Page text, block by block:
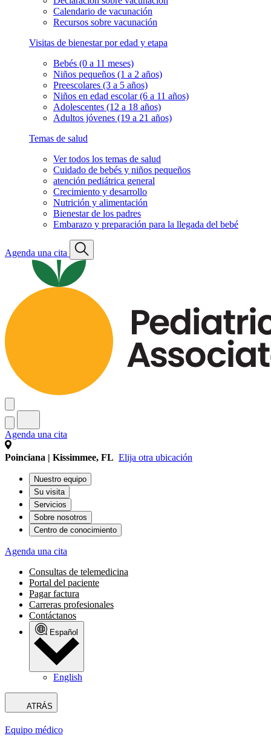
Calendario de vacunación
Recursos sobre vacunación
Visitas de bienestar por edad y etapa
Bebés (0 a 11 meses)
Niños pequeños (1 a 2 años)
Preescolares (3 a 5 años)
Niños en edad escolar (6 a 11 años)
Adolescentes (12 a 18 años)
Adultos jóvenes (19 a 21 años)
Temas de salud
Ver todos los temas de salud
Cuidado de bebés y niños pequeños
atención pediátrica general
Crecimiento y desarrollo
Nutrición y alimentación
Bienestar de los padres
Embarazo y preparación para la llegada del bebé
Agenda una cita
Agenda una cita
Poinciana | Kissimmee, FL Elija otra ubicación
Nuestro equipo
Su visita
Servicios
Sobre nosotros
Centro de conocimiento
Agenda una cita
Consultas de telemedicina
Portal del paciente
Pagar factura
Carreras profesionales
Contáctanos
Español
English
ATRÁS
Equipo médico